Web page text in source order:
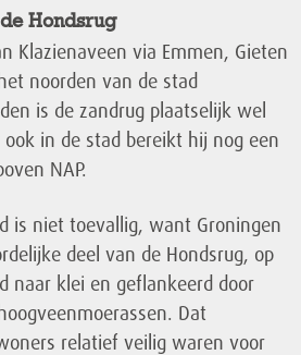
Hondsrug
Klazienaveen via Emmen, Gieten
noorden van de stad
is de zandrug plaatselijk wel
in de stad bereikt hij nog een
NAP.
is niet toevallig, want Groningen
deel van de Hondsrug, op
naar klei en geflankeerd door
Dat
relatief veilig waren voor